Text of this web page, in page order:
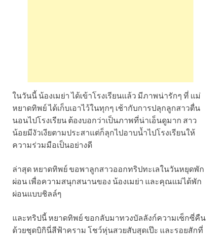
ในวันนี้ น้องเมย่า ได้เข้าโรงเรียนแล้ว มีภาพน่ารักๆ ที่ แม่
หยาดทิพย์ ได้เก็บเอาไว้ในทุกๆ เช้ากับการปลุกลูกสาวตื่น
นอนไปโรงเรียน ต้องบอกว่าเป็นภาพที่น่าเอ็นดูมาก สาว
น้อยมีงัวเงียตามประสาแต่ก็ลุกไปอาบน้ำไปโรงเรียนให้
ความร่วมมือเป็นอย่างดี
ล่าสุด หยาดทิพย์ ขอพาลูกสาวออกทริปทะเลในวันหยุดพัก
ผ่อน เพื่อความสนุกสนานของ น้องเมย่า และคุณแม่ได้พัก
ผ่อนแบบชิลล์ๆ
และทริปนี้ หยาดทิพย์ ขอกลับมาทวงบัลลังก์ความเซ็กซี่คืน
ด้วยชุดบิกินี่สีฟ้าคราม โชว์หุ่นสวยสับสุดเป๊ะ และรอยสักที่